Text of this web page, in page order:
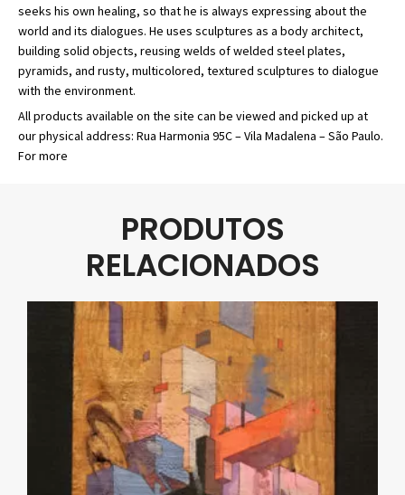
seeks his own healing, so that he is always expressing about the
world and its dialogues. He uses sculptures as a body architect,
building solid objects, reusing welds of welded steel plates,
pyramids, and rusty, multicolored, textured sculptures to dialogue
with the environment.
All products available on the site can be viewed and picked up at
our physical address: Rua Harmonia 95C – Vila Madalena – São Paulo.
For more
PRODUTOS
RELACIONADOS